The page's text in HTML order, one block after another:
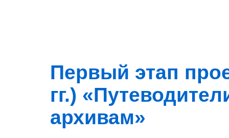
Первый этап
гг.)
архивам»